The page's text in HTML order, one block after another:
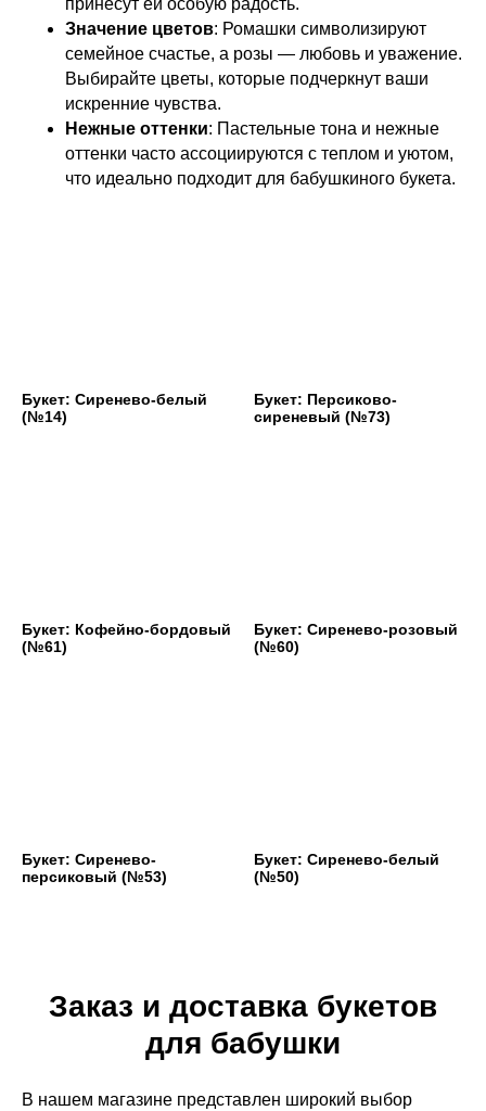
Значение цветов: Ромашки символизируют
семейное счастье, а розы — любовь и уважение.
Выбирайте цветы, которые подчеркнут ваши
искренние чувства.
Нежные оттенки: Пастельные тона и нежные
оттенки часто ассоциируются с теплом и уютом,
что идеально подходит для бабушкиного букета.
Букет: Сиренево-белый
(№14)
Букет: Персиково-
сиреневый (№73)
Букет: Кофейно-бордовый
(№61)
Букет: Сиренево-розовый
(№60)
Букет: Сиренево-
персиковый (№53)
Букет: Сиренево-белый
(№50)
Заказ и доставка букетов
для бабушки
В нашем магазине представлен широкий выбор